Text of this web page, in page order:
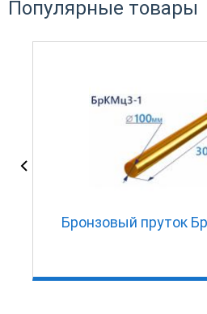
Популярные товары
Бронзовый пруток